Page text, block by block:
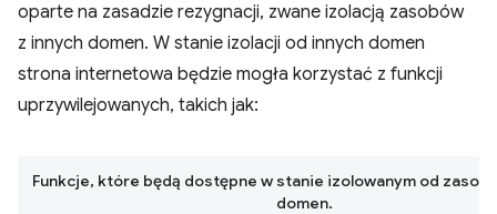
oparte na zasadzie rezygnacji, zwane izolacją zasobów
z innych domen. W stanie izolacji od innych domen
strona internetowa będzie mogła korzystać z funkcji
uprzywilejowanych, takich jak:
Funkcje, które będą dostępne w stanie izolowanym od
domen.